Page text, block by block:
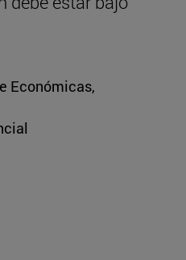
Económicas,